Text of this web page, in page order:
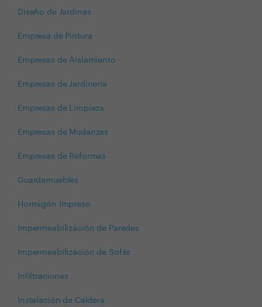
Diseño de Jardines
Empresa de Pintura
Empresas de Aislamiento
Empresas de Jardinería
Empresas de Limpieza
Empresas de Mudanzas
Empresas de Reformas
Guardamuebles
Hormigón Impreso
Impermeabilización de Paredes
Impermeabilización de Sofás
Infiltraciones
Instalación de Caldera